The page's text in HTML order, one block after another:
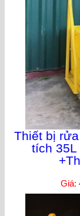
Thiết bị
tích 35L
Giá: